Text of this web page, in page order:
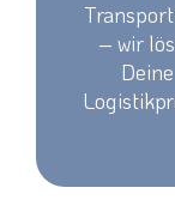
– wir
Deine